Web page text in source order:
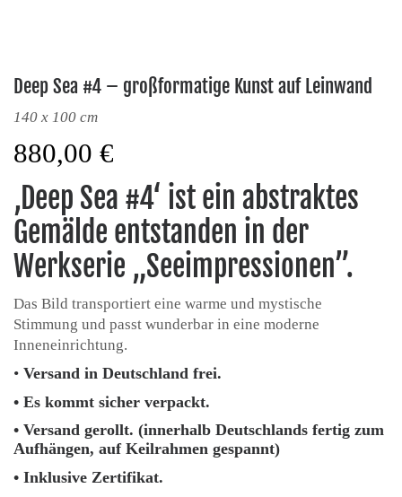
Deep Sea #4 – großformatige Kunst auf Leinwand
140 x 100 cm
880,00 €
‚Deep Sea #4‘ ist ein abstraktes
Gemälde entstanden in der
Werkserie „Seeimpressionen”.
Das Bild transportiert eine warme und mystische
Stimmung und passt wunderbar in eine moderne
Inneneinrichtung.
• Versand in Deutschland frei.
• Es kommt sicher verpackt.
• Versand gerollt. (innerhalb Deutschlands fertig zum
Aufhängen, auf Keilrahmen gespannt)
• Inklusive Zertifikat.